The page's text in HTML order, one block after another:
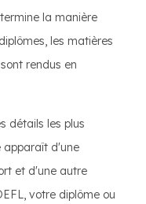
la manière
les matières
rendus en
détails les plus
apparaît d'une
et d'une autre
votre diplôme ou